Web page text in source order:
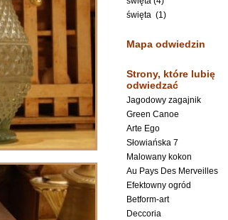
święta (1)
Mapa odwiedzin
Strony, które lubię
odwiedzać
Jagodowy zagajnik
Green Canoe
Arte Ego
Słowiańska 7
Malowany kokon
Au Pays Des Merveilles
Efektowny ogród
Betform-art
Deccoria